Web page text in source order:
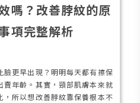
嗎？改善脖紋的原
項完整解析
臉更早出現？明明每天都有擦保
賣年齡。其實，頸部肌膚本來就
，所以想改善脖紋靠保養根本不